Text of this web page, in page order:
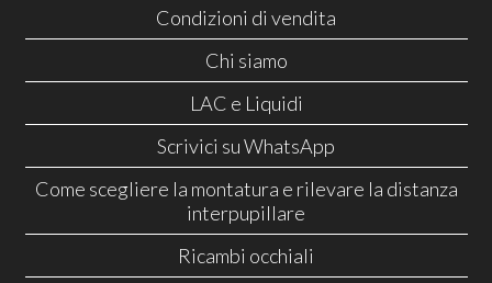
Condizioni di vendita
Chi siamo
LAC e Liquidi
Scrivici su WhatsApp
Come scegliere la montatura e rilevare la distanza
interpupillare
Ricambi occhiali